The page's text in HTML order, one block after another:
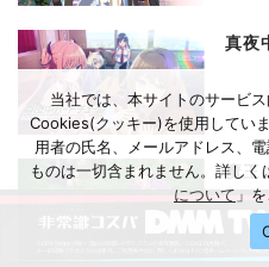
真夜
魔王
当社では、本サイトのサービ
Cookies(クッキー)を使用してい
用者の氏名、メールアドレス、
ものは一切含まれません。詳しく
について 」